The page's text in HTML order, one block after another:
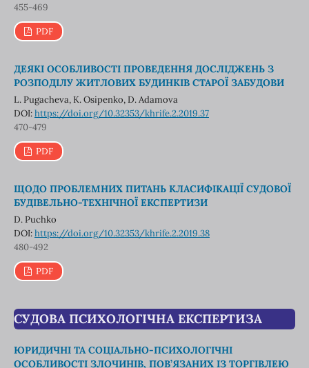
455-469
PDF
ДЕЯКІ ОСОБЛИВОСТІ ПРОВЕДЕННЯ ДОСЛІДЖЕНЬ З
РОЗПОДІЛУ ЖИТЛОВИХ БУДИНКІВ СТАРОЇ ЗАБУДОВИ
L. Pugacheva, K. Osipenko, D. Adamova
DOI:https://doi.org/10.32353/khrife.2.2019.37
470-479
PDF
ЩОДО ПРОБЛЕМНИХ ПИТАНЬ КЛАСИФІКАЦІЇ СУДОВОЇ
БУДІВЕЛЬНО-ТЕХНІЧНОЇ ЕКСПЕРТИЗИ
D. Puchko
DOI:https://doi.org/10.32353/khrife.2.2019.38
480-492
PDF
СУДОВА ПСИХОЛОГІЧНА ЕКСПЕРТИЗА
ЮРИДИЧНІ ТА СОЦІАЛЬНО-ПСИХОЛОГІЧНІ
ОСОБЛИВОСТІ ЗЛОЧИНІВ, ПОВ’ЯЗАНИХ ІЗ ТОРГІВЛЕЮ